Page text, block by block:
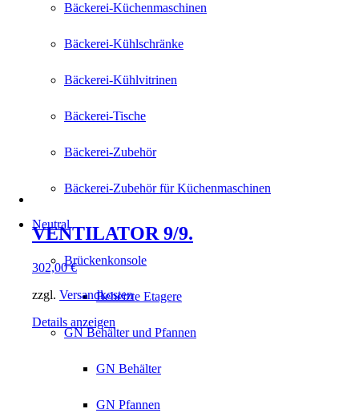
Bäckerei-Küchenmaschinen
Bäckerei-Kühlschränke
Bäckerei-Kühlvitrinen
Bäckerei-Tische
Bäckerei-Zubehör
Bäckerei-Zubehör für Küchenmaschinen
Neutral
Brückenkonsole
Beheizte Etagere
GN Behälter und Pfannen
GN Behälter
GN Pfannen
VENTILATOR 9/9.
302,00€
zzgl. Versandkosten
Details anzeigen